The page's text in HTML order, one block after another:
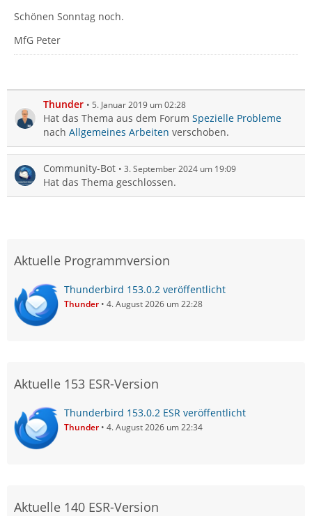
Schönen Sonntag noch.
MfG Peter
Thunder 5. Januar 2019 um 02:28
Hat das Thema aus dem Forum Spezielle Probleme
nach Allgemeines Arbeiten verschoben.
Community-Bot 3. September 2024 um 19:09
Hat das Thema geschlossen.
Aktuelle Programmversion
Thunderbird 153.0.2 veröffentlicht
Thunder 4. August 2026 um 22:28
Aktuelle 153 ESR-Version
Thunderbird 153.0.2 ESR veröffentlicht
Thunder 4. August 2026 um 22:34
Aktuelle 140 ESR-Version